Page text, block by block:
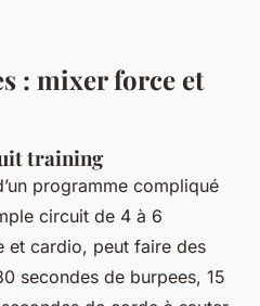
: mixer force et
training
programme compliqué
circuit de 4 à 6
et cardio, peut faire des
secondes de burpees, 15